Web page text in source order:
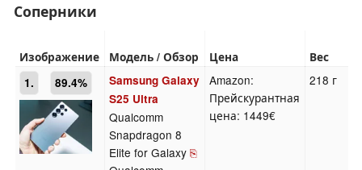
Соперники
Изображение Модель / Обзор Цена Вес
1.
89.4%
Samsung Galaxy
S25 Ultra
Qualcomm
Snapdragon 8
Elite for Galaxy ⎘
Amazon:
Прейскурантная
цена: 1449€
218 г